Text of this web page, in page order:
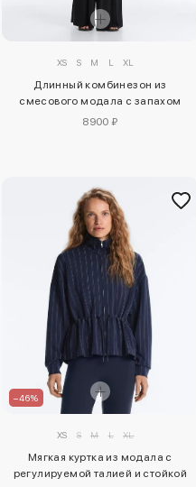
XS S M L XL
Длинный комбинезон из
смесового модала с запахом
8900 ₽
–46%
XS S M L XL
Мягкая куртка из модала с
регулируемой талией и стойкой